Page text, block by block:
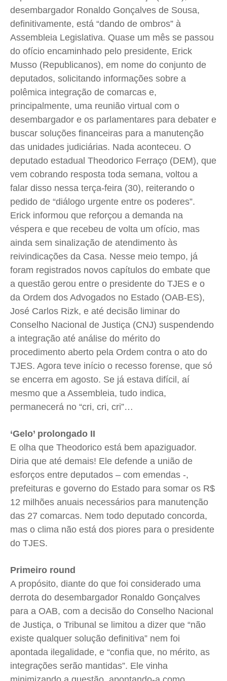
Quem Somos
Contato
Anuncie
Termos de Uso
Privacidade
Quem Somos
Contato
Anuncie
Termos de Uso
Privacidade
Quem Somos
Contato
Anuncie
Termos de Uso
Privacidade
Quem Somos
Contato
Anuncie
Termos de Uso
Privacidade
desembargador Ronaldo Gonçalves de Sousa,
definitivamente, está “dando de ombros” à
Assembleia Legislativa. Quase um mês se passou
do ofício encaminhado pelo presidente, Erick
Musso (Republicanos), em nome do conjunto de
deputados, solicitando informações sobre a
polêmica integração de comarcas e,
principalmente, uma reunião virtual com o
desembargador e os parlamentares para debater e
buscar soluções financeiras para a manutenção
das unidades judiciárias. Nada aconteceu. O
deputado estadual Theodorico Ferraço (DEM), que
vem cobrando resposta toda semana, voltou a
falar disso nessa terça-feira (30), reiterando o
pedido de “diálogo urgente entre os poderes”.
Erick informou que reforçou a demanda na
véspera e que recebeu de volta um ofício, mas
ainda sem sinalização de atendimento às
reivindicações da Casa. Nesse meio tempo, já
foram registrados novos capítulos do embate que
a questão gerou entre o presidente do TJES e o
da Ordem dos Advogados no Estado (OAB-ES),
José Carlos Rizk, e até decisão liminar do
Conselho Nacional de Justiça (CNJ) suspendendo
a integração até análise do mérito do
procedimento aberto pela Ordem contra o ato do
TJES. Agora teve início o recesso forense, que só
se encerra em agosto. Se já estava difícil, aí
mesmo que a Assembleia, tudo indica,
permanecerá no “cri, cri, cri”…
‘Gelo’ prolongado II
E olha que Theodorico está bem apaziguador.
Diria que até demais! Ele defende a união de
esforços entre deputados – com emendas -,
prefeituras e governo do Estado para somar os R$
12 milhões anuais necessários para manutenção
das 27 comarcas. Nem todo deputado concorda,
mas o clima não está dos piores para o presidente
do TJES.
Primeiro round
A propósito, diante do que foi considerado uma
derrota do desembargador Ronaldo Gonçalves
para a OAB, com a decisão do Conselho Nacional
de Justiça, o Tribunal se limitou a dizer que “não
existe qualquer solução definitiva” nem foi
apontada ilegalidade, e “confia que, no mérito, as
integrações serão mantidas”. Ele vinha